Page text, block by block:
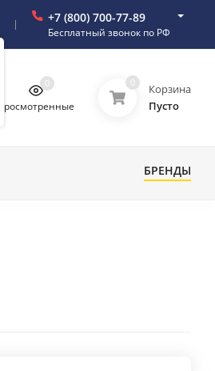
+7 (800) 700-77-89
Бесплатный звонок по РФ
Просмотренные
0 0
Корзина
Пусто
БРЕНДЫ